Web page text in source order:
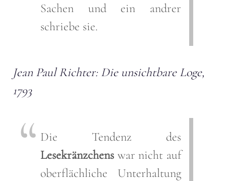
Sachen und ein andrer
schriebe sie.
Jean Paul Richter: Die unsichtbare Loge,
1793
Die Tendenz des
Lesekränzchens war nicht auf
oberflächliche Unterhaltung